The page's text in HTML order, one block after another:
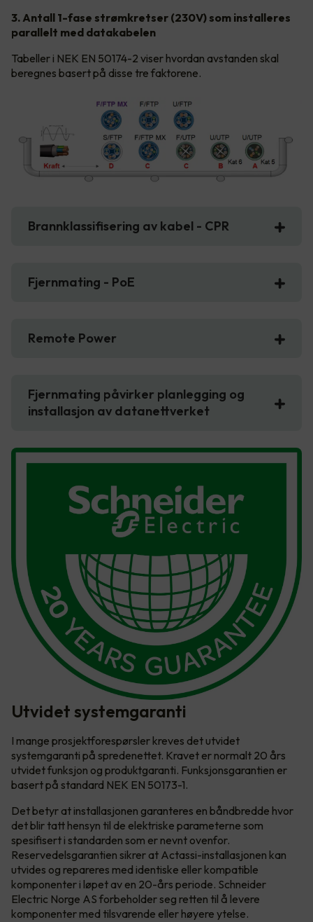
3. Antall 1-fase strømkretser (230V) som installeres
parallelt med datakabelen
Tabeller i NEK EN 50174-2 viser hvordan avstanden skal
beregnes basert på disse tre faktorene.
Brannklassifisering av kabel - CPR
Fjernmating - PoE
Remote Power
Fjernmating påvirker planlegging og
installasjon av datanettverket
Utvidet systemgaranti
I mange prosjektforespørsler kreves det utvidet
systemgaranti på spredenettet. Kravet er normalt 20 års
utvidet funksjon og produktgaranti. Funksjonsgarantien er
basert på standard NEK EN 50173-1.
Det betyr at installasjonen garanteres en båndbredde hvor
det blir tatt hensyn til de elektriske parameterne som
spesifisert i standarden som er nevnt ovenfor.
Reservedelsgarantien sikrer at Actassi-installasjonen kan
utvides og repareres med identiske eller kompatible
komponenter i løpet av en 20-års periode. Schneider
Electric Norge AS forbeholder seg retten til å levere
komponenter med tilsvarende eller høyere ytelse.